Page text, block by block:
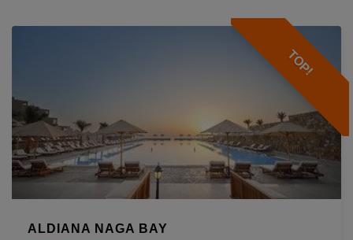
TOP!
ALDIANA NAGA BAY